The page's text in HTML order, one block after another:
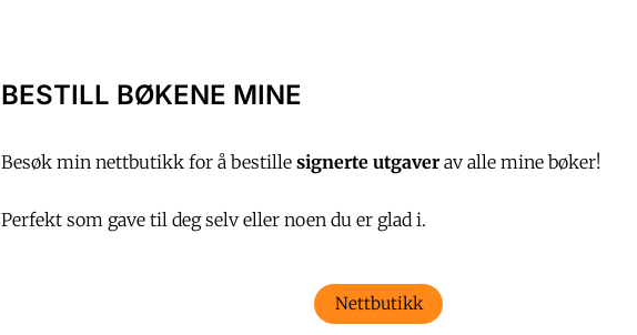
BESTILL BØKENE MINE
Besøk min nettbutikk for å bestille signerte utgaverav alle mine bøker!
Perfekt som gave til deg selv eller noen du er glad i.
Nettbutikk